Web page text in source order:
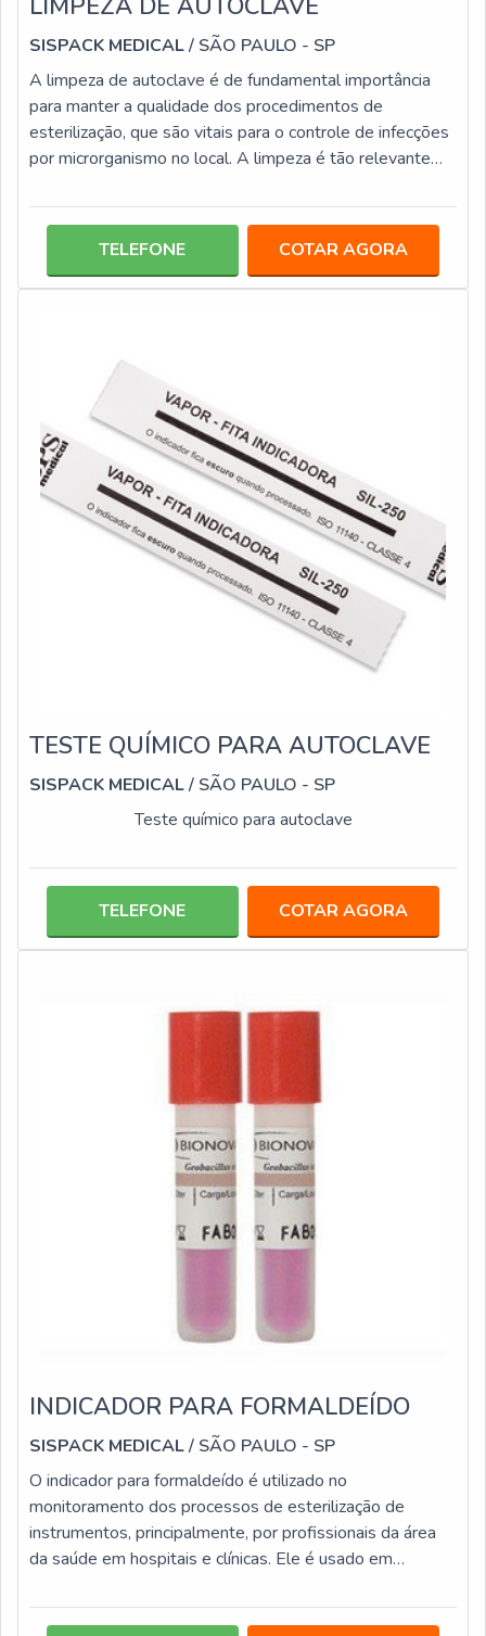
SISPACK MEDICAL/ SÃO PAULO - SP
A limpeza de autoclave é de fundamental importância
para manter a qualidade dos procedimentos de
esterilização, que são vitais para o controle de infecções
por microrganismo no local. A limpeza é tão relevante
dela que o mesmo fique livre de agentes nocivos, que
simples, no qual basta o emprego de alguns elementos,
entre eles: Esponjas macias; Pano; Detergentes neutros
TELEFONE COTAR AGORA
TESTE QUÍMICO PARA AUTOCLAVE
SISPACK MEDICAL/ SÃO PAULO - SP
Teste químico para autoclave
TELEFONE COTAR AGORA
INDICADOR PARA FORMALDEÍDO
SISPACK MEDICAL/ SÃO PAULO - SP
O indicador para formaldeído é utilizado no
monitoramento dos processos de esterilização de
instrumentos, principalmente, por profissionais da área
da saúde em hospitais e clínicas. Ele é usado em
tempo de resposta imediata.O INDICADOR QUÍMICO É